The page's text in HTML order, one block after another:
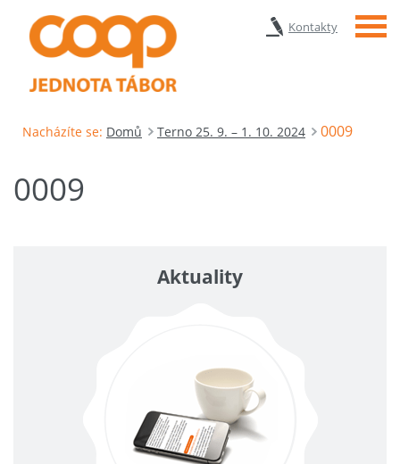
Kontakty Menu
Nacházíte se: Domů Terno 25. 9. – 1. 10. 2024 0009
0009
Aktuality